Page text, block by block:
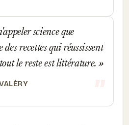
science que
des recettes qui réussissent
le reste est littérature.